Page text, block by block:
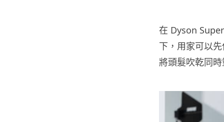
在 Dyson
下，用家可以
將頭髮吹乾同